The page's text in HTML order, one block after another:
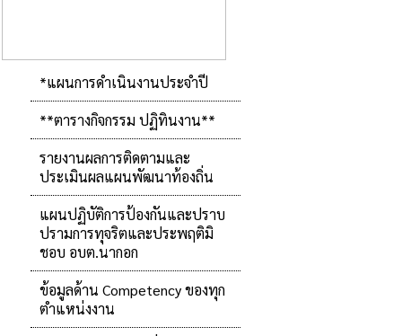
*แผนการดำเนินงานประจำปี
**ตารางกิจกรรม ปฏิทินงาน**
รายงานผลการติดตามและ
ประเมินผลแผนพัฒนาท้องถิ่น
แผนปฏิบัติการป้องกันและปราบ
ปรามการทุจริตและประพฤติมิ
ชอบ อบต.นากอก
ข้อมูลด้าน Competency ของทุก
ตำแหน่งงาน